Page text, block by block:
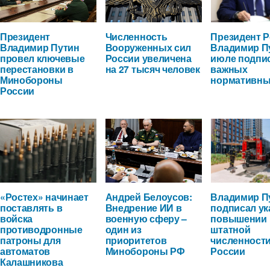
Президент
Владимир Путин
провел ключевые
перестановки в
Минобороны
России
Численность
Вооруженных сил
России увеличена
на 27 тысяч человек
Президент
Владимир
июле
важных
«Ростех» начинает
поставлять в
войска
противодронные
патроны для
автоматов
Калашникова
Андрей Белоусов:
Внедрение ИИ в
военную сферу –
один из
приоритетов
Минобороны РФ
Владимир
подписал
повышении
штатной
России